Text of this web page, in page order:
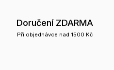
Doručení ZDARMA
Při objednávce nad 1500 Kč